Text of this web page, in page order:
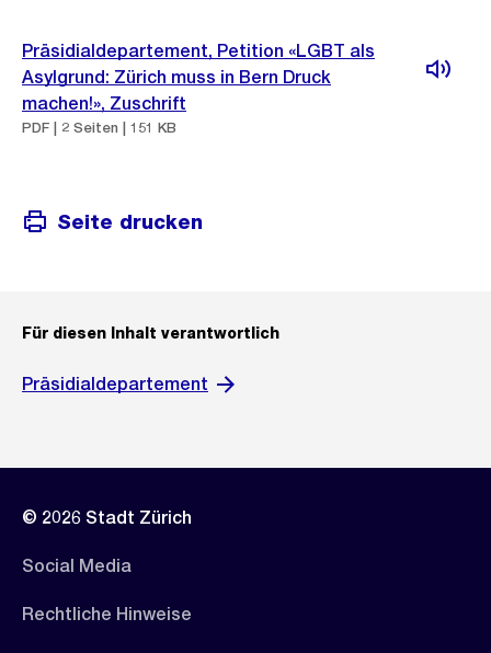
Präsidialdepartement, Petition «LGBT als
Asylgrund: Zürich muss in Bern Druck
machen!», Zuschrift
PDF | 2 Seiten | 151 KB
Seite drucken
Für diesen Inhalt verantwortlich
Präsidialdepartement
© 2026 Stadt Zürich
Social Media
Rechtliche Hinweise